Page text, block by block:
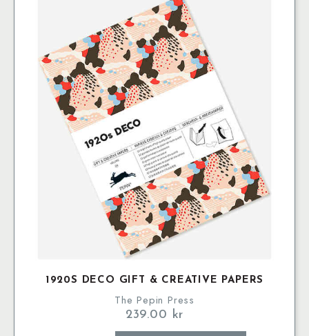
1920S DECO GIFT & CREATIVE PAPERS
The Pepin Press
239.00 kr